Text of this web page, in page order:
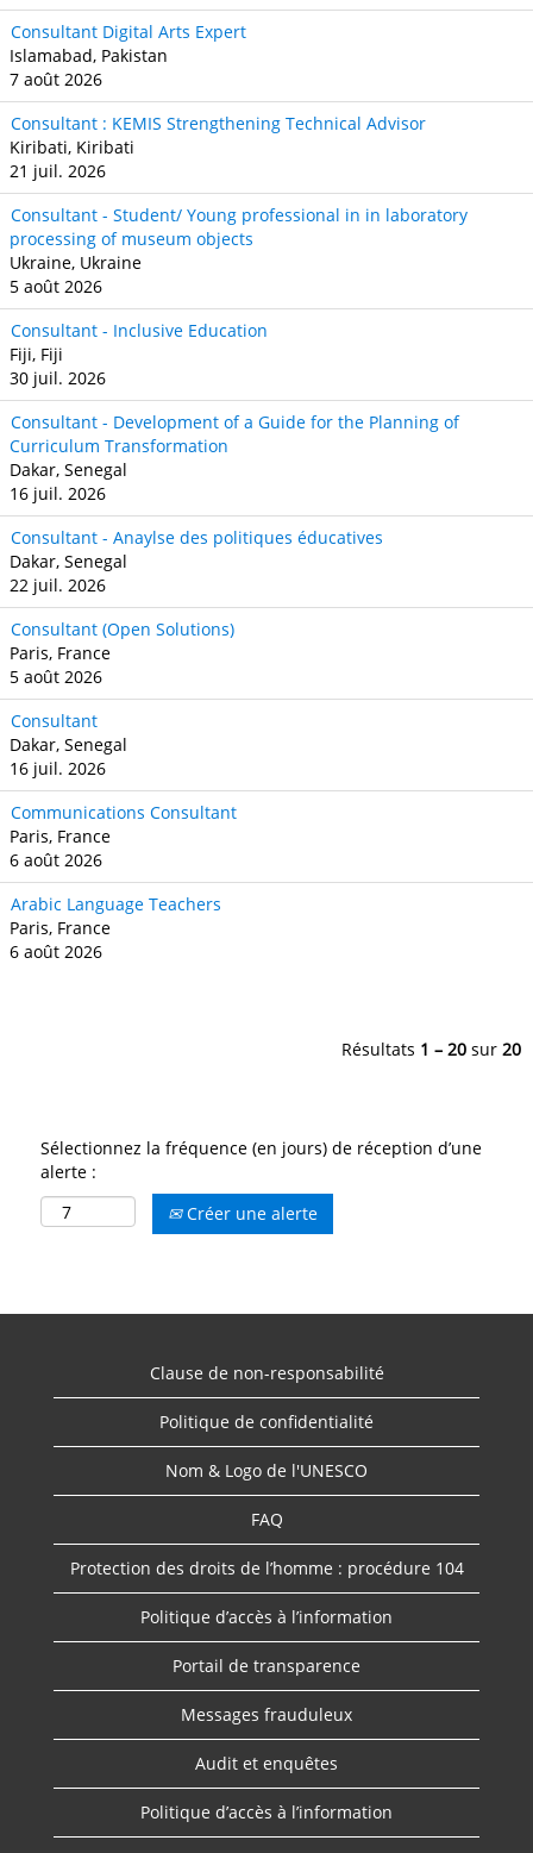
Consultant Digital Arts Expert
Islamabad, Pakistan
7 août 2026
Consultant : KEMIS Strengthening Technical Advisor
Kiribati, Kiribati
21 juil. 2026
Consultant - Student/ Young professional in in laboratory
processing of museum objects
Ukraine, Ukraine
5 août 2026
Consultant - Inclusive Education
Fiji, Fiji
30 juil. 2026
Consultant - Development of a Guide for the Planning of
Curriculum Transformation
Dakar, Senegal
16 juil. 2026
Consultant - Anaylse des politiques éducatives
Dakar, Senegal
22 juil. 2026
Consultant (Open Solutions)
Paris, France
5 août 2026
Consultant
Dakar, Senegal
16 juil. 2026
Communications Consultant
Paris, France
6 août 2026
Arabic Language Teachers
Paris, France
6 août 2026
Résultats 1 – 20 sur 20
Sélectionnez la fréquence (en jours) de réception d’une
alerte :
Créer une alerte
Clause de non-responsabilité
Politique de confidentialité
Nom & Logo de l'UNESCO
FAQ
Protection des droits de l’homme : procédure 104
Politique d’accès à l’information
Portail de transparence
Messages frauduleux
Audit et enquêtes
Politique d’accès à l’information